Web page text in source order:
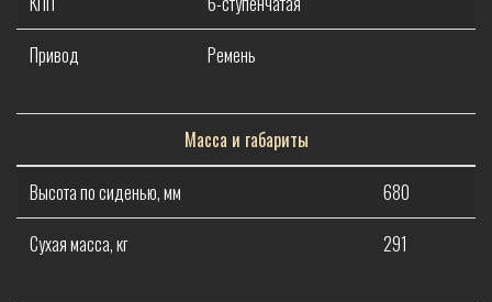
Привод
Ремень
Масса и габариты
Высота по сиденью, мм
680
Сухая масса, кг
291